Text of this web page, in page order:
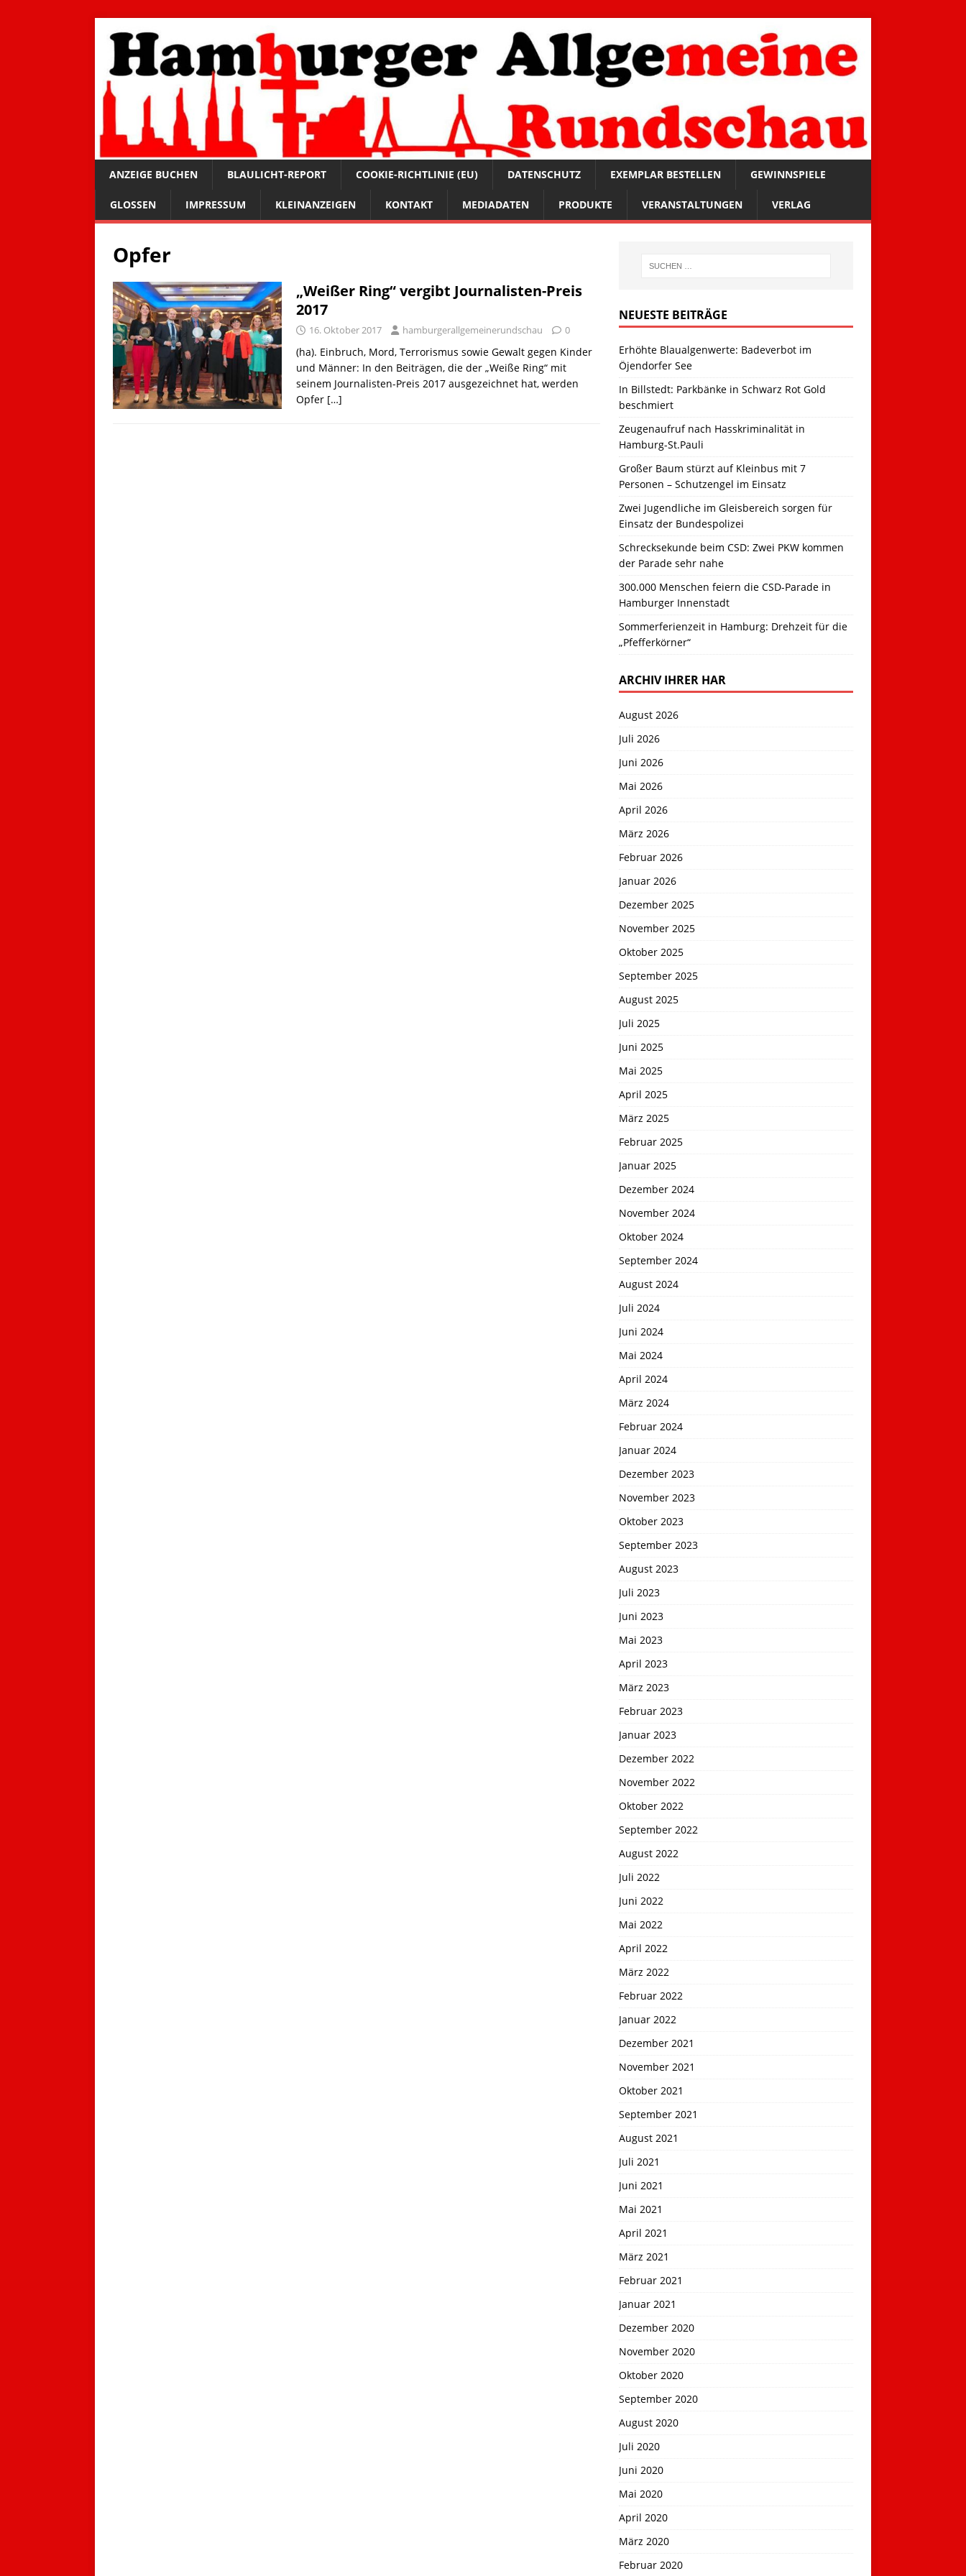
ANZEIGE BUCHEN BLAULICHT-REPORT COOKIE-RICHTLINIE (EU) DATENSCHUTZ EXEMPLAR BESTELLEN GEWINNSPIELE
GLOSSEN IMPRESSUM KLEINANZEIGEN KONTAKT MEDIADATEN PRODUKTE VERANSTALTUNGEN VERLAG
Opfer
„Weißer Ring“ vergibt Journalisten-Preis
2017
16. Oktober 2017 hamburgerallgemeinerundschau 0
(ha). Einbruch, Mord, Terrorismus sowie Gewalt gegen Kinder
und Männer: In den Beiträgen, die der „Weiße Ring“ mit
seinem Journalisten-Preis 2017 ausgezeichnet hat, werden
Opfer […]
NEUESTE BEITRÄGE
Erhöhte Blaualgenwerte: Badeverbot im
Öjendorfer See
In Billstedt: Parkbänke in Schwarz Rot Gold
beschmiert
Zeugenaufruf nach Hasskriminalität in
Hamburg-St.Pauli
Großer Baum stürzt auf Kleinbus mit 7
Personen – Schutzengel im Einsatz
Zwei Jugendliche im Gleisbereich sorgen für
Einsatz der Bundespolizei
Schrecksekunde beim CSD: Zwei PKW kommen
der Parade sehr nahe
300.000 Menschen feiern die CSD-Parade in
Hamburger Innenstadt
Sommerferienzeit in Hamburg: Drehzeit für die
„Pfefferkörner“
ARCHIV IHRER HAR
August 2026
Juli 2026
Juni 2026
Mai 2026
April 2026
März 2026
Februar 2026
Januar 2026
Dezember 2025
November 2025
Oktober 2025
September 2025
August 2025
Juli 2025
Juni 2025
Mai 2025
April 2025
März 2025
Februar 2025
Januar 2025
Dezember 2024
November 2024
Oktober 2024
September 2024
August 2024
Juli 2024
Juni 2024
Mai 2024
April 2024
März 2024
Februar 2024
Januar 2024
Dezember 2023
November 2023
Oktober 2023
September 2023
August 2023
Juli 2023
Juni 2023
Mai 2023
April 2023
März 2023
Februar 2023
Januar 2023
Dezember 2022
November 2022
Oktober 2022
September 2022
August 2022
Juli 2022
Juni 2022
Mai 2022
April 2022
März 2022
Februar 2022
Januar 2022
Dezember 2021
November 2021
Oktober 2021
September 2021
August 2021
Juli 2021
Juni 2021
Mai 2021
April 2021
März 2021
Februar 2021
Januar 2021
Dezember 2020
November 2020
Oktober 2020
September 2020
August 2020
Juli 2020
Juni 2020
Mai 2020
April 2020
März 2020
Februar 2020